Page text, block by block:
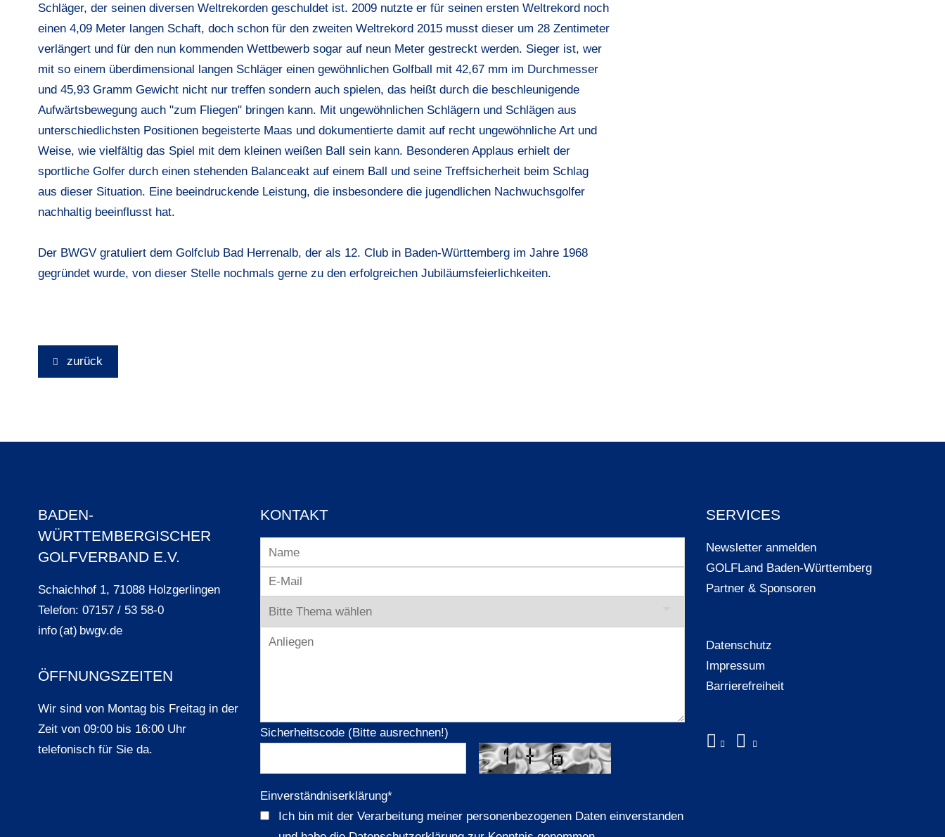
Schläger, der seinen diversen Weltrekorden geschuldet ist. 2009 nutzte er für seinen ersten Weltrekord noch
einen 4,09 Meter langen Schaft, doch schon für den zweiten Weltrekord 2015 musst dieser um 28 Zentimeter
verlängert und für den nun kommenden Wettbewerb sogar auf neun Meter gestreckt werden. Sieger ist, wer
mit so einem überdimensional langen Schläger einen gewöhnlichen Golfball mit 42,67 mm im Durchmesser
und 45,93 Gramm Gewicht nicht nur treffen sondern auch spielen, das heißt durch die beschleunigende
Aufwärtsbewegung auch "zum Fliegen" bringen kann. Mit ungewöhnlichen Schlägern und Schlägen aus
unterschiedlichsten Positionen begeisterte Maas und dokumentierte damit auf recht ungewöhnliche Art und
Weise, wie vielfältig das Spiel mit dem kleinen weißen Ball sein kann. Besonderen Applaus erhielt der
sportliche Golfer durch einen stehenden Balanceakt auf einem Ball und seine Treffsicherheit beim Schlag
aus dieser Situation. Eine beeindruckende Leistung, die insbesondere die jugendlichen Nachwuchsgolfer
nachhaltig beeinflusst hat.
Der BWGV gratuliert dem Golfclub Bad Herrenalb, der als 12. Club in Baden-Württemberg im Jahre 1968
gegründet wurde, von dieser Stelle nochmals gerne zu den erfolgreichen Jubiläumsfeierlichkeiten.
zurück
BADEN-
WÜRTTEMBERGISCHER
GOLFVERBAND E.V.
Schaichhof 1, 71088 Holzgerlingen
Telefon: 07157 / 53 58-0
info (at) bwgv.de
ÖFFNUNGSZEITEN
Wir sind von Montag bis Freitag in der
Zeit von 09:00 bis 16:00 Uhr
telefonisch für Sie da.
KONTAKT
Sicherheitscode (Bitte ausrechnen!)
Einverständniserklärung*
Ich bin mit der Verarbeitung meiner personenbezogenen Daten einverstanden
SERVICES
Newsletter anmelden
GOLFLand Baden-Württemberg
Partner & Sponsoren
Datenschutz
Impressum
Barrierefreiheit